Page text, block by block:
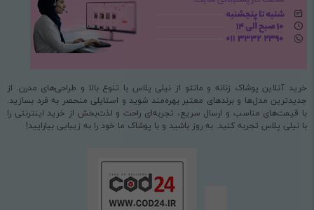
خرید آنلاین پوشاک زنانه و مانتو از نیلی پلاس با تنوع بالا و طراحی‌های مدرن. از
جدیدترین مدل‌ها و برندهای معتبر بهره‌مند شوید و استایلی منحصر به فرد بسازید.
با قیمت‌های مناسب و ارسال سریع، تجربه‌ای راحت و لذت‌بخش از خرید اینترنتی را
با نیلی پلاس تجربه کنید. به روز باشید و با پوشاک ما خود را به زیبایی بیارایید!